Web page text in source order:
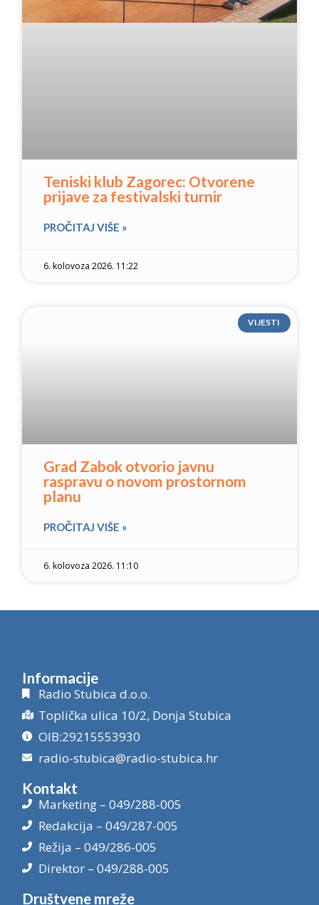
Teniski klub Zagorec: Otvorene
prijave za festivalski turnir
PROČITAJ VIŠE »
6. kolovoza 2026. 11:22
VIJESTI
Grad Zabok otvorio javnu
raspravu o novom prostornom
planu
PROČITAJ VIŠE »
6. kolovoza 2026. 11:10
Informacije
Radio Stubica d.o.o.
Toplička ulica 10/2, Donja Stubica
OIB:29215553930
radio-stubica@radio-stubica.hr
Kontakt
Marketing – 049/288-005
Redakcija – 049/287-005
Režija – 049/286-005
Direktor – 049/288-005
Društvene mreže